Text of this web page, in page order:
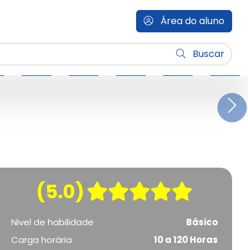
Área do aluno
Buscar
(5.0)
Nivel de habilidade
Básico
Carga horária
10 a 120 Horas